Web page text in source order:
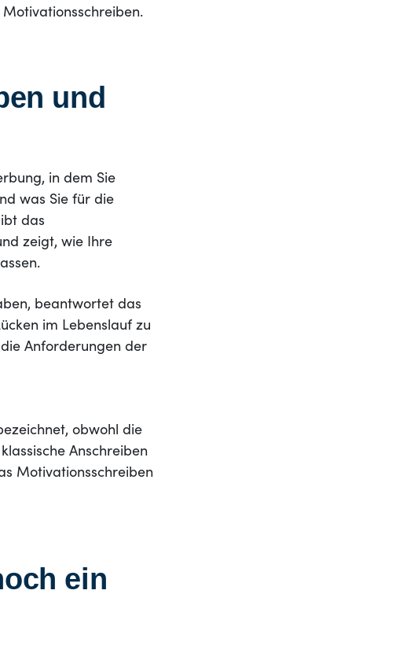
und
in dem Sie
was Sie für die
das
zeigt, wie Ihre
beantwortet das
im Lebenslauf zu
Anforderungen der
obwohl die
Anschreiben
Motivationsschreiben
ein